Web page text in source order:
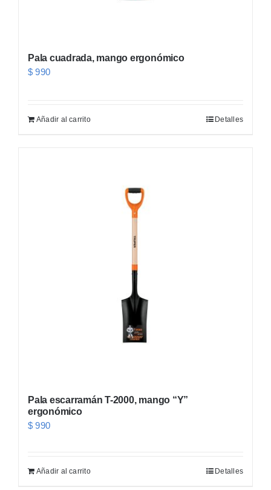
Pala cuadrada, mango ergonómico
$ 990
Añadir al carrito Detalles
Pala escarramán T-2000, mango “Y”
ergonómico
$ 990
Añadir al carrito Detalles